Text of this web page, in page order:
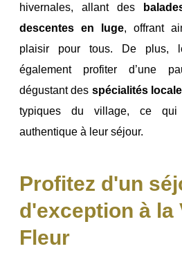
hivernales, allant des
descentes en luge, offrant
plaisir pour tous. De plus,
également profiter d’une
dégustant des spécialités
typiques du village, ce qui
authentique à leur séjour.
Profitez d'un
d'exception à la
Fleur